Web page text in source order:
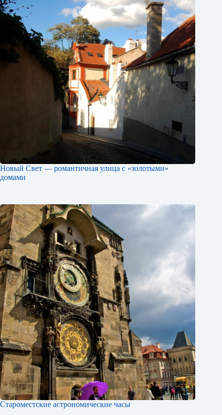
Новый Свет — романтичная улица с «золотыми»
домами
Староместские астрономические часы